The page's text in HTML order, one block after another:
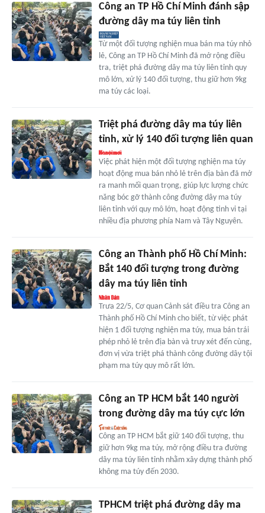
Công an TP Hồ Chí Minh đánh sập
đường dây ma túy liên tỉnh
Từ một đối tượng nghiện mua bán ma túy nhỏ
lẻ, Công an TP Hồ Chí Minh đã mở rộng điều
tra, triệt phá đường dây ma túy liên tỉnh quy
mô lớn, xử lý 140 đối tượng, thu giữ hơn 9kg
ma túy các loại.
Triệt phá đường dây ma túy liên
tỉnh, xử lý 140 đối tượng liên quan
Việc phát hiện một đối tượng nghiện ma túy
hoạt động mua bán nhỏ lẻ trên địa bàn đã mở
ra manh mối quan trọng, giúp lực lượng chức
năng bóc gỡ thành công đường dây ma túy
liên tỉnh với quy mô lớn, hoạt động tinh vi tại
nhiều địa phương phía Nam và Tây Nguyên.
Công an Thành phố Hồ Chí Minh:
Bắt 140 đối tượng trong đường
dây ma túy liên tỉnh
Trưa 22/5, Cơ quan Cảnh sát điều tra Công an
Thành phố Hồ Chí Minh cho biết, từ việc phát
hiện 1 đối tượng nghiện ma túy, mua bán trái
phép nhỏ lẻ trên địa bàn và truy xét đến cùng,
đơn vị vừa triệt phá thành công đường dây tội
phạm ma túy quy mô rất lớn.
Công an TP HCM bắt 140 người
trong đường dây ma túy cực lớn
Công an TP HCM bắt giữ 140 đối tượng, thu
giữ hơn 9kg ma túy, mở rộng điều tra đường
dây ma túy liên tỉnh nhằm xây dựng thành phố
không ma túy đến 2030.
TPHCM triệt phá đường dây ma